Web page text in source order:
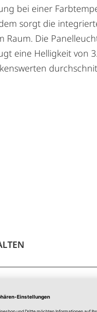
bei einer
sorgt die
Die
eine Helligkeit von